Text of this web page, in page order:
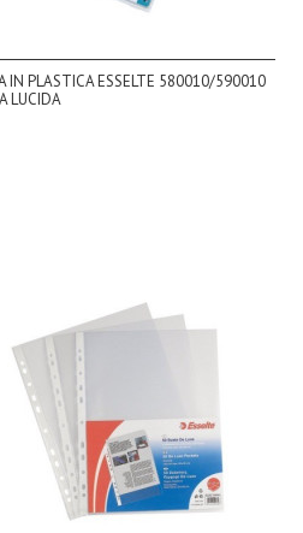
IN PLASTICA ESSELTE 580010/590010
LUCIDA